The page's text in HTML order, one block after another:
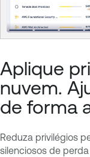
Aplique
nuvem.
de forma
Reduza privilégios
silenciosos de